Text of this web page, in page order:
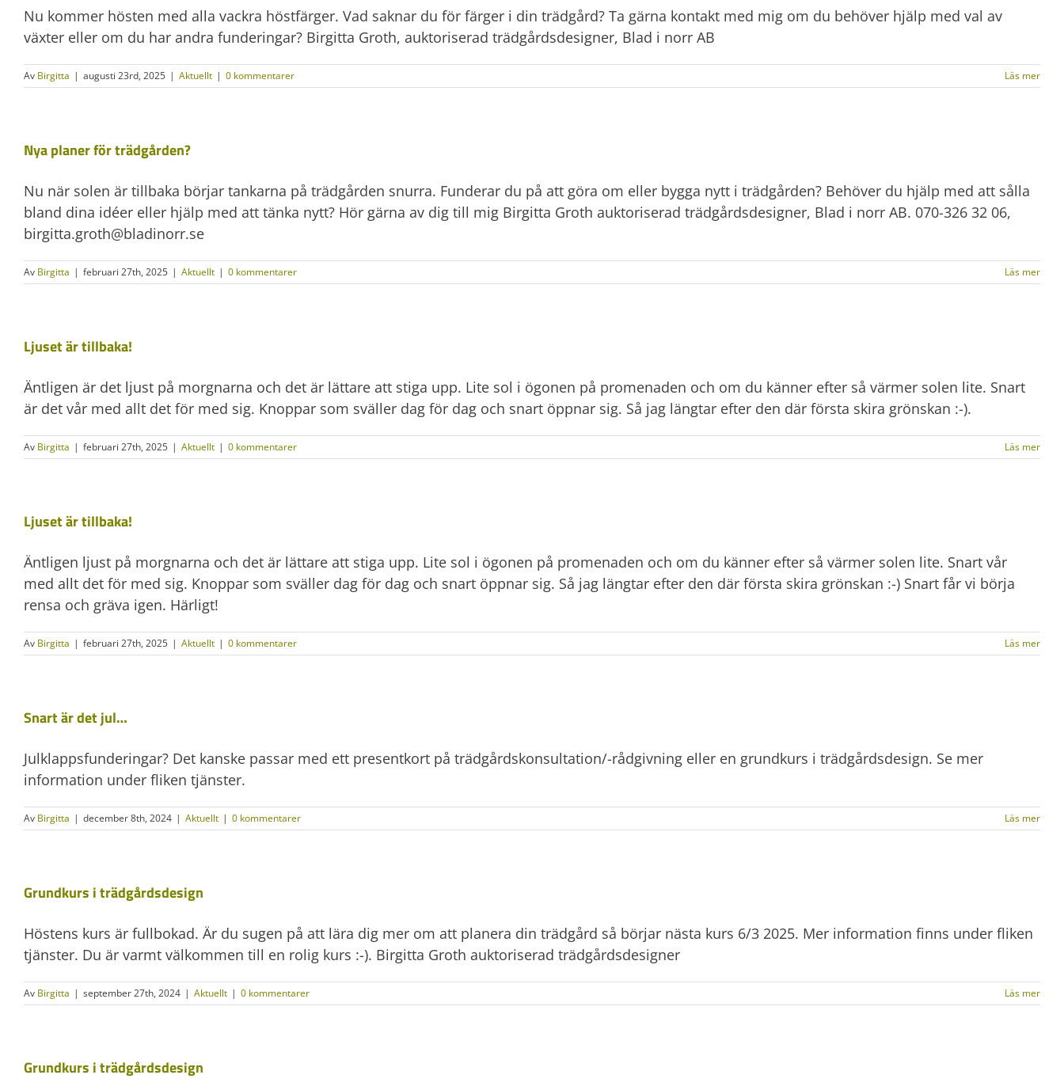
Nu kommer hösten med alla vackra höstfärger. Vad saknar du för färger i din trädgård? Ta gärna kontakt med mig om du behöver hjälp med val av
växter eller om du har andra funderingar? Birgitta Groth, auktoriserad trädgårdsdesigner, Blad i norr AB
Av Birgitta | augusti 23rd, 2025 | Aktuellt | 0 kommentarer Läs mer
Nya planer för trädgården?
Nu när solen är tillbaka börjar tankarna på trädgården snurra. Funderar du på att göra om eller bygga nytt i trädgården? Behöver du hjälp med att sålla
bland dina idéer eller hjälp med att tänka nytt? Hör gärna av dig till mig Birgitta Groth auktoriserad trädgårdsdesigner, Blad i norr AB. 070-326 32 06,
birgitta.groth@bladinorr.se
Av Birgitta | februari 27th, 2025 | Aktuellt | 0 kommentarer Läs mer
Ljuset är tillbaka!
Äntligen är det ljust på morgnarna och det är lättare att stiga upp. Lite sol i ögonen på promenaden och om du känner efter så värmer solen lite. Snart
är det vår med allt det för med sig. Knoppar som sväller dag för dag och snart öppnar sig. Så jag längtar efter den där första skira grönskan :-).
Av Birgitta | februari 27th, 2025 | Aktuellt | 0 kommentarer Läs mer
Ljuset är tillbaka!
Äntligen ljust på morgnarna och det är lättare att stiga upp. Lite sol i ögonen på promenaden och om du känner efter så värmer solen lite. Snart vår
med allt det för med sig. Knoppar som sväller dag för dag och snart öppnar sig. Så jag längtar efter den där första skira grönskan :-) Snart får vi börja
rensa och gräva igen. Härligt!
Av Birgitta | februari 27th, 2025 | Aktuellt | 0 kommentarer Läs mer
Snart är det jul…
Julklappsfunderingar? Det kanske passar med ett presentkort på trädgårdskonsultation/-rådgivning eller en grundkurs i trädgårdsdesign. Se mer
information under fliken tjänster.
Av Birgitta | december 8th, 2024 | Aktuellt | 0 kommentarer Läs mer
Grundkurs i trädgårdsdesign
Höstens kurs är fullbokad. Är du sugen på att lära dig mer om att planera din trädgård så börjar nästa kurs 6/3 2025. Mer information finns under fliken
tjänster. Du är varmt välkommen till en rolig kurs :-). Birgitta Groth auktoriserad trädgårdsdesigner
Av Birgitta | september 27th, 2024 | Aktuellt | 0 kommentarer Läs mer
Grundkurs i trädgårdsdesign